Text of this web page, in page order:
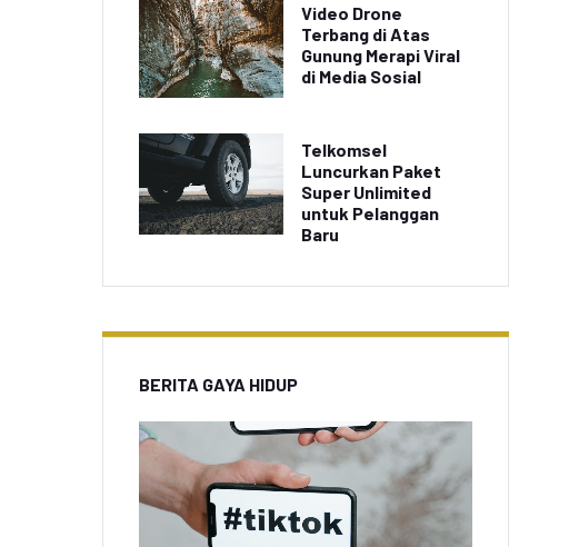
Video Drone
Terbang di Atas
Gunung Merapi Viral
di Media Sosial
Telkomsel
Luncurkan Paket
Super Unlimited
untuk Pelanggan
Baru
BERITA GAYA HIDUP